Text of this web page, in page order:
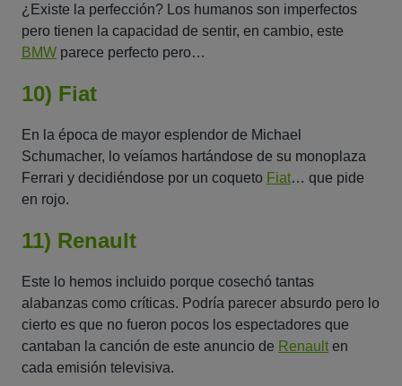
¿Existe la perfección? Los humanos son imperfectos
pero tienen la capacidad de sentir, en cambio, este
BMW parece perfecto pero…
10) Fiat
En la época de mayor esplendor de Michael
Schumacher, lo veíamos hartándose de su monoplaza
Ferrari y decidiéndose por un coqueto Fiat… que pide
en rojo.
11) Renault
Este lo hemos incluido porque cosechó tantas
alabanzas como críticas. Podría parecer absurdo pero lo
cierto es que no fueron pocos los espectadores que
cantaban la canción de este anuncio de Renaulten
cada emisión televisiva.